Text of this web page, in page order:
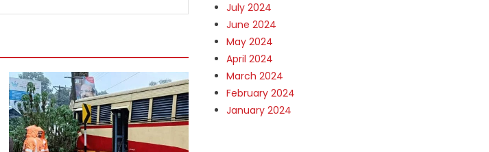
July 2024
June 2024
May 2024
April 2024
March 2024
February 2024
January 2024